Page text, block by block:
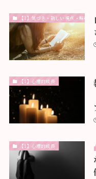
【1】気づき・新しい視点・解釈
【1】心理的成長
【1】心理的成長